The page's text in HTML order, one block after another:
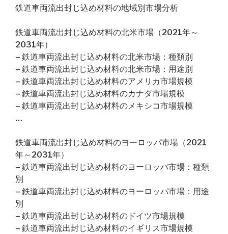
鉄道車両流出封じ込め材料の地域別市場分析
鉄道車両流出封じ込め材料の北米市場（2021年～
2031年）
– 鉄道車両流出封じ込め材料の北米市場：種類別
– 鉄道車両流出封じ込め材料の北米市場：用途別
– 鉄道車両流出封じ込め材料のアメリカ市場規模
– 鉄道車両流出封じ込め材料のカナダ市場規模
– 鉄道車両流出封じ込め材料のメキシコ市場規模
…
鉄道車両流出封じ込め材料のヨーロッパ市場（2021
年～2031年）
– 鉄道車両流出封じ込め材料のヨーロッパ市場：種類
別
– 鉄道車両流出封じ込め材料のヨーロッパ市場：用途
別
– 鉄道車両流出封じ込め材料のドイツ市場規模
– 鉄道車両流出封じ込め材料のイギリス市場規模